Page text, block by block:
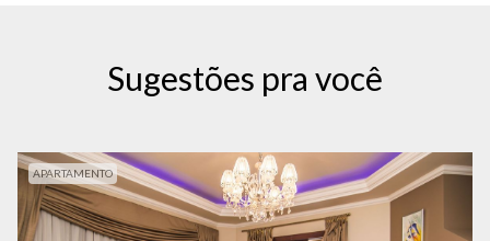
Sugestões pra você
APARTAMENTO